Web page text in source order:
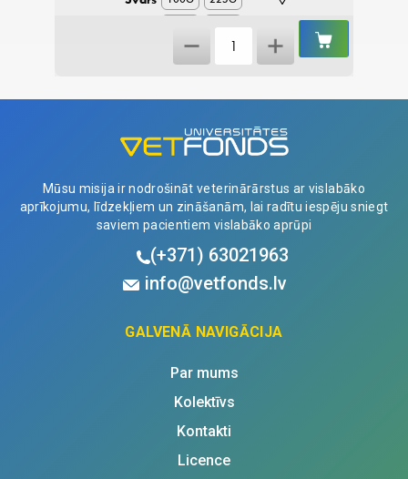
150G
Valgunde
Mūsu misija ir nodrošināt veterinārārstus ar vislabāko
aprīkojumu, līdzekļiem un zināšanām, lai radītu iespēju sniegt
saviem pacientiem vislabāko aprūpi
(+371) 63021963
info@vetfonds.lv
GALVENĀ NAVIGĀCIJA
Par mums
Kolektīvs
Kontakti
Licence